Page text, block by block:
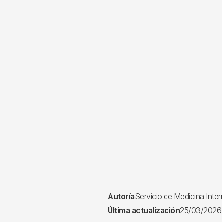
AutoríaServicio de Medicina
Última actualización25/03/2026